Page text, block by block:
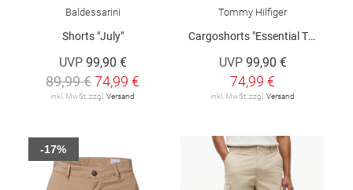
Baldessarini
Shorts "July"
UVP 99,90 €
89,99 €74,99 €
inkl. MwSt. zzgl. Versand
Tommy Hilfiger
Cargoshorts "Essential Twill"
UVP 99,90 €
74,99 €
inkl. MwSt. zzgl. Versand
-17%